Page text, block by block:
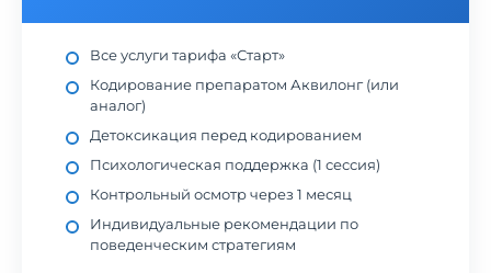
Все услуги тарифа «Старт»
Кодирование препаратом Аквилонг (или
аналог)
Детоксикация перед кодированием
Психологическая поддержка (1 сессия)
Контрольный осмотр через 1 месяц
Индивидуальные рекомендации по
поведенческим стратегиям